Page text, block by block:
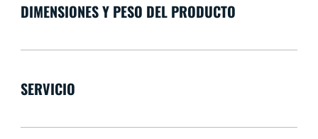
DIMENSIONES Y PESO DEL PRODUCTO
SERVICIO